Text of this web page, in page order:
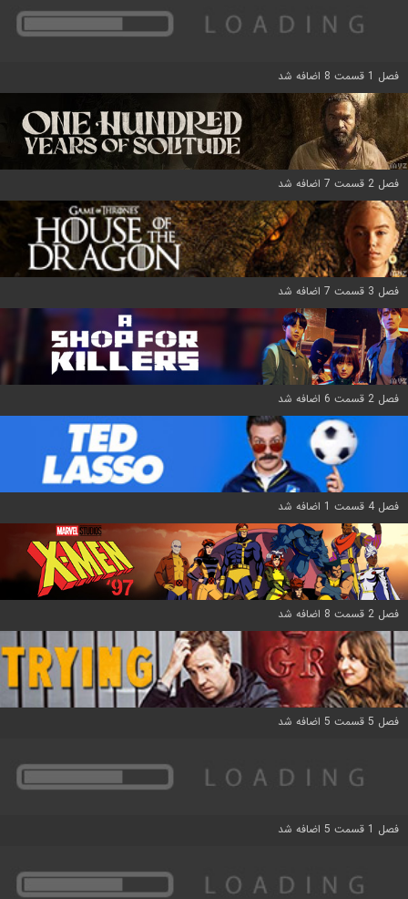
فصل 1 قسمت 8 اضافه شد
فصل 2 قسمت 7 اضافه شد
فصل 3 قسمت 7 اضافه شد
فصل 2 قسمت 6 اضافه شد
فصل 4 قسمت 1 اضافه شد
فصل 2 قسمت 8 اضافه شد
فصل 5 قسمت 5 اضافه شد
فصل 1 قسمت 5 اضافه شد